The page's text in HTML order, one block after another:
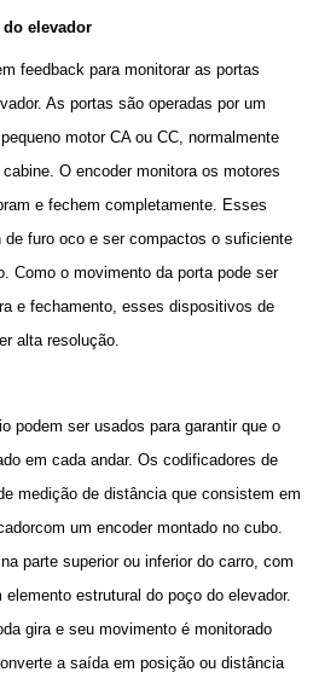
elevador
feedback para monitorar as portas
As portas são operadas por um
motor CA ou CC, normalmente
O encoder monitora os motores
e fechem completamente. Esses
furo oco e ser compactos o suficiente
Como o movimento da porta pode ser
e fechamento, esses dispositivos de
alta resolução.
podem ser usados para garantir que o
em cada andar. Os codificadores de
medição de distância que consistem em
com um encoder montado no cubo.
parte superior ou inferior do carro, com
estrutural do poço do elevador.
gira e seu movimento é monitorado
a saída em posição ou distância